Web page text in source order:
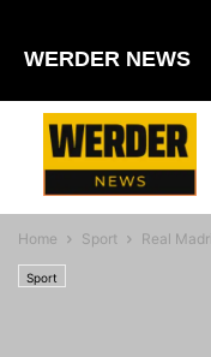
WERDER NEWS
Home Sport Real
Sport